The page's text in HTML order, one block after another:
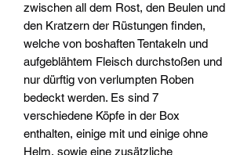
zwischen all dem Rost, den Beulen und
den Kratzern der Rüstungen finden,
welche von boshaften Tentakeln und
aufgeblähtem Fleisch durchstoßen und
nur dürftig von verlumpten Roben
bedeckt werden. Es sind 7
verschiedene Köpfe in der Box
enthalten, einige mit und einige ohne
Helm, sowie eine zusätzliche